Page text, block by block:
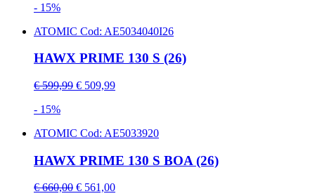
- 15%
ATOMIC Cod: AE5034040I26
HAWX PRIME 130 S (26)
€ 599,99 € 509,99
- 15%
ATOMIC Cod: AE5033920
HAWX PRIME 130 S BOA (26)
€ 660,00 € 561,00